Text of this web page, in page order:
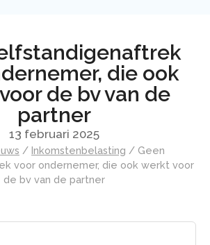
die ook
de bv van de
partner
13 februari 2025
/ Inkomstenbelasting / Geen
voor ondernemer, die ook werkt voor
de bv van de partner